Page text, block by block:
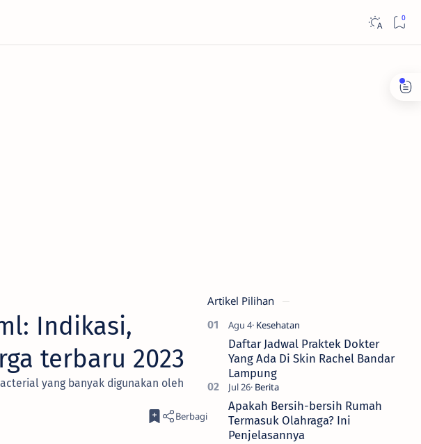
Indikasi,
terbaru 2023
yang banyak digunakan oleh
Artikel Pilihan
Daftar Jadwal Praktek Dokter
Yang Ada Di Skin Rachel Bandar
Lampung
Apakah Bersih-bersih Rumah
Termasuk Olahraga? Ini
Penjelasannya